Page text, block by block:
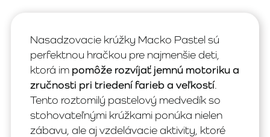
Nasadzovacie krúžky Macko Pastel sú
perfektnou hračkou pre najmenšie deti,
ktorá im pomôže rozvíjať jemnú motoriku a
zručnosti pri triedení farieb a veľkostí.
Tento roztomilý pastelový medvedík so
stohovateľnými krúžkami ponúka nielen
zábavu, ale aj vzdelávacie aktivity, ktoré